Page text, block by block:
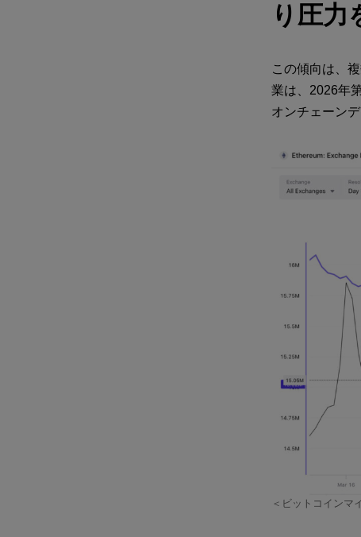
り圧力
この傾向は、
業は、2026年
オンチェーン
＜ビットコインマ